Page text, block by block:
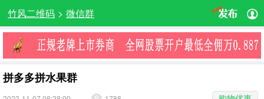
竹风二维码 > 微信群
拼多多拼水果群